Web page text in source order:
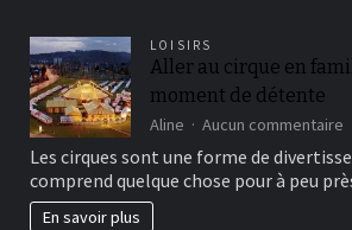
LOISIRS
Aller au cirque en
moment de détente
Aline Aucun commentaire
Les cirques sont une forme de
comprend quelque chose pour à peu
En savoir plus